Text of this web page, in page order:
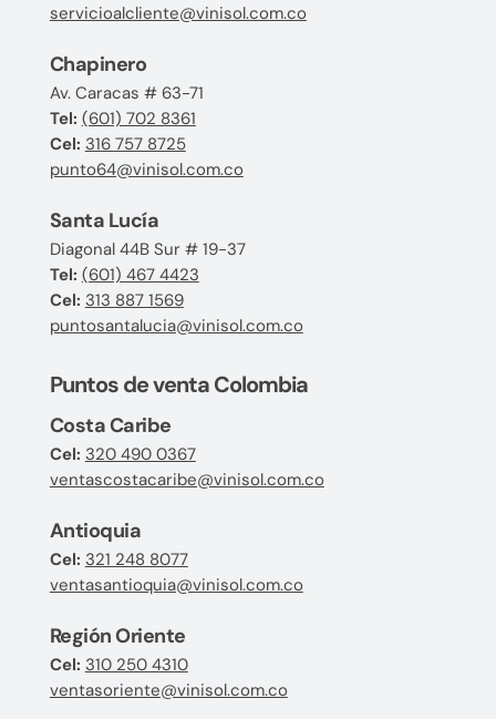
servicioalcliente@vinisol.com.co
Chapinero
Av. Caracas # 63-71
Tel: (601) 702 8361
Cel: 316 757 8725
punto64@vinisol.com.co
Santa Lucía
Diagonal 44B Sur # 19-37
Tel: (601) 467 4423
Cel: 313 887 1569
puntosantalucia@vinisol.com.co
Puntos de venta Colombia
Costa Caribe
Cel: 320 490 0367
ventascostacaribe@vinisol.com.co
Antioquia
Cel: 321 248 8077
ventasantioquia@vinisol.com.co
Región Oriente
Cel: 310 250 4310
ventasoriente@vinisol.com.co